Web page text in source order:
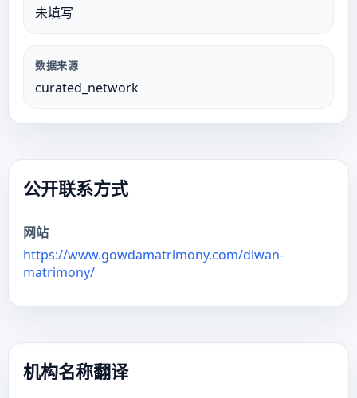
未填写
数据来源
curated_network
公开联系方式
网站
https://www.gowdamatrimony.com/diwan-
matrimony/
机构名称翻译